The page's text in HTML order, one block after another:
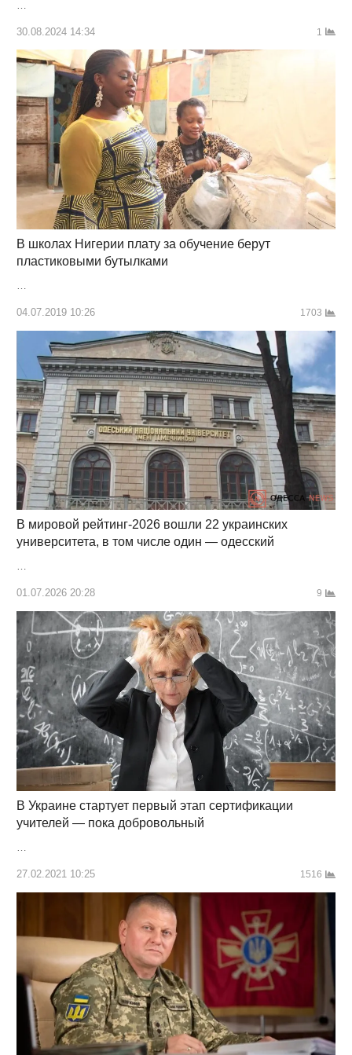
30.08.2024 14:34 1
В школах Нигерии плату за обучение берут
пластиковыми бутылками
…
04.07.2019 10:26 1703
В мировой рейтинг-2026 вошли 22 украинских
университета, в том числе один — одесский
…
01.07.2026 20:28 9
В Украине стартует первый этап сертификации
учителей — пока добровольный
27.02.2021 10:25 1516